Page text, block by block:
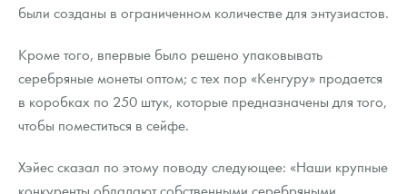
были созданы в ограниченном количестве для энтузиастов.
Кроме того, впервые было решено упаковывать
серебряные монеты оптом; с тех пор «Кенгуру» продается
в коробках по 250 штук, которые предназначены для того,
чтобы поместиться в сейфе.
Хэйес сказал по этому поводу следующее: «Наши крупные